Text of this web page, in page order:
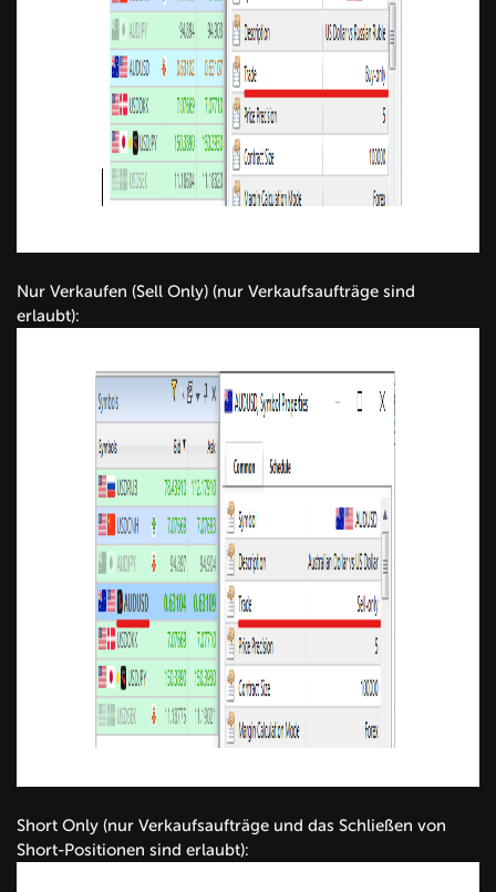
Nur Verkaufen (Sell Only) (nur Verkaufsaufträge sind
erlaubt):
Short Only (nur Verkaufsaufträge und das Schließen von
Short-Positionen sind erlaubt):